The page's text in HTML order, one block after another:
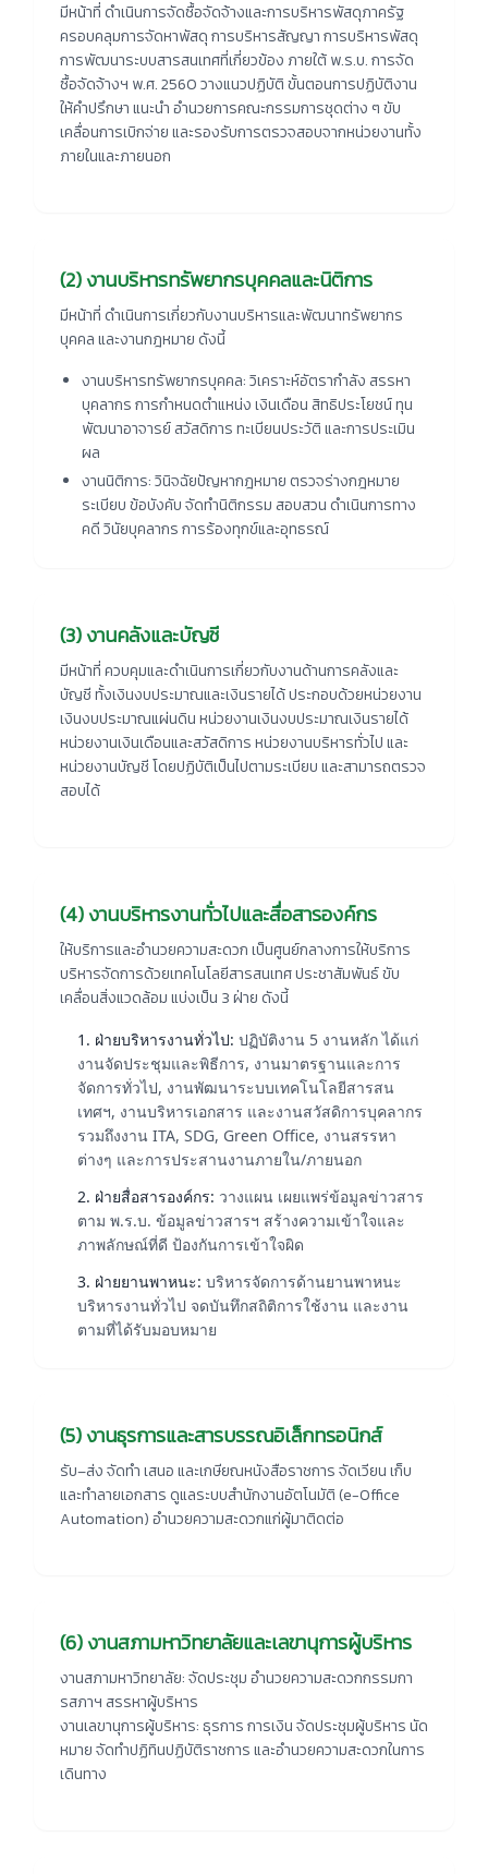
มีหน้าที่ ดำเนินการจัดซื้อจัดจ้างและการบริหารพัสดุภาครัฐ
ครอบคลุมการจัดหาพัสดุ การบริหารสัญญา การบริหารพัสดุ
การพัฒนาระบบสารสนเทศที่เกี่ยวข้อง ภายใต้ พ.ร.บ. การจัด
ซื้อจัดจ้างฯ พ.ศ. 2560 วางแนวปฏิบัติ ขั้นตอนการปฏิบัติงาน
ให้คำปรึกษา แนะนำ อำนวยการคณะกรรมการชุดต่าง ๆ ขับ
เคลื่อนการเบิกจ่าย และรองรับการตรวจสอบจากหน่วยงานทั้ง
ภายในและภายนอก
(2) งานบริหารทรัพยากรบุคคลและนิติการ
มีหน้าที่ ดำเนินการเกี่ยวกับงานบริหารและพัฒนาทรัพยากร
บุคคล และงานกฎหมาย ดังนี้
งานบริหารทรัพยากรบุคคล:วิเคราะห์อัตรากำลัง สรรหา
บุคลากร การกำหนดตำแหน่ง เงินเดือน สิทธิประโยชน์ ทุน
พัฒนาอาจารย์ สวัสดิการ ทะเบียนประวัติ และการประเมิน
ผล
งานนิติการ:วินิจฉัยปัญหากฎหมาย ตรวจร่างกฎหมาย
ระเบียบ ข้อบังคับ จัดทำนิติกรรม สอบสวน ดำเนินการทาง
คดี วินัยบุคลากร การร้องทุกข์และอุทธรณ์
(3) งานคลังและบัญชี
มีหน้าที่ ควบคุมและดำเนินการเกี่ยวกับงานด้านการคลังและ
บัญชี ทั้งเงินงบประมาณและเงินรายได้ ประกอบด้วยหน่วยงาน
เงินงบประมาณแผ่นดิน หน่วยงานเงินงบประมาณเงินรายได้
หน่วยงานเงินเดือนและสวัสดิการ หน่วยงานบริหารทั่วไป และ
หน่วยงานบัญชี โดยปฏิบัติเป็นไปตามระเบียบ และสามารถตรวจ
สอบได้
(4) งานบริหารงานทั่วไปและสื่อสารองค์กร
ให้บริการและอำนวยความสะดวก เป็นศูนย์กลางการให้บริการ
บริหารจัดการด้วยเทคโนโลยีสารสนเทศ ประชาสัมพันธ์ ขับ
เคลื่อนสิ่งแวดล้อม แบ่งเป็น 3 ฝ่าย ดังนี้
1. ฝ่ายบริหารงานทั่วไป: ปฏิบัติงาน 5 งานหลัก ได้แก่
งานจัดประชุมและพิธีการ, งานมาตรฐานและการ
จัดการทั่วไป, งานพัฒนาระบบเทคโนโลยีสารสน
เทศฯ, งานบริหารเอกสาร และงานสวัสดิการบุคลากร
รวมถึงงาน ITA, SDG, Green Office, งานสรรหา
ต่างๆ และการประสานงานภายใน/ภายนอก
2. ฝ่ายสื่อสารองค์กร: วางแผน เผยแพร่ข้อมูลข่าวสาร
ตาม พ.ร.บ. ข้อมูลข่าวสารฯ สร้างความเข้าใจและ
ภาพลักษณ์ที่ดี ป้องกันการเข้าใจผิด
3. ฝ่ายยานพาหนะ: บริหารจัดการด้านยานพาหนะ
บริหารงานทั่วไป จดบันทึกสถิติการใช้งาน และงาน
ตามที่ได้รับมอบหมาย
(5) งานธุรการและสารบรรณอิเล็กทรอนิกส์
รับ–ส่ง จัดทำ เสนอ และเกษียณหนังสือราชการ จัดเวียน เก็บ
และทำลายเอกสาร ดูแลระบบสำนักงานอัตโนมัติ (e-Office
Automation) อำนวยความสะดวกแก่ผู้มาติดต่อ
(6) งานสภามหาวิทยาลัยและเลขานุการผู้บริหาร
งานสภามหาวิทยาลัย:จัดประชุม อำนวยความสะดวกกรรมกา
รสภาฯ สรรหาผู้บริหาร
งานเลขานุการผู้บริหาร:ธุรการ การเงิน จัดประชุมผู้บริหาร นัด
หมาย จัดทำปฏิทินปฏิบัติราชการ และอำนวยความสะดวกในการ
เดินทาง